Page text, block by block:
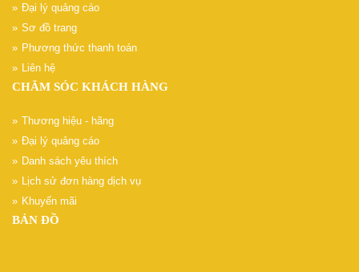
Đại lý quảng cáo
Sơ đồ trang
Phương thức thanh toán
Liên hệ
CHĂM SÓC KHÁCH HÀNG
Thương hiệu - hãng
Đại lý quảng cáo
Danh sách yêu thích
Lịch sử đơn hàng dịch vụ
Khuyến mãi
BẢN ĐỒ